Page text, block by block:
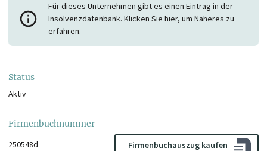
Für dieses Unternehmen gibt es einen Eintrag in der
Insolvenzdatenbank. Klicken Sie hier, um Näheres zu
erfahren.
Status
Aktiv
Firmenbuchnummer
250548d
Firmenbuchauszug kaufen